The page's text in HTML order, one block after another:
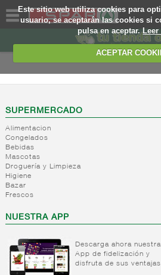
Este sitio web utiliza cookies para
usuario, se aceptarán las cookies si
pulsa en aceptar.
ACEPTAR
SOMOS
WEB
EJEMPLO
SUPERMERCADO
Alimentacion
Congelados
Bebidas
Mascotas
Droguería y Limpieza
Higiene
Bazar
Frescos
NUESTRA APP
Descarga ahora nuestra
App de fidelización y
disfruta de sus ventajas